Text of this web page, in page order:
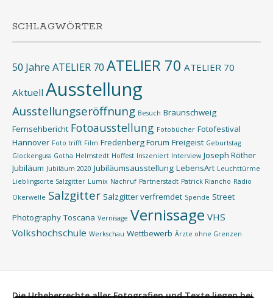
SCHLAGWÖRTER
50 Jahre ATELIER 70 ATELIER 70 ATELIER 70
Aktuell Ausstellung
Ausstellungseröffnung Besuch Braunschweig
Fernsehbericht Fotoausstellung Fotobücher Fotofestival
Hannover Foto trifft Film Fredenberg Forum Freigeist Geburtstag
Glockenguss Gotha Helmstedt Hoffest Inszeniert Interview Joseph Röther
Jubiläum Jubiläum 2020 Jubiläumsausstellung LebensArt Leuchttürme
Lieblingsorte Salzgitter Lumix Nachruf Partnerstadt Patrick Riancho Radio
Okerwelle Salzgitter Salzgitter verfremdet Spende Street
Photography Toscana Vernisage Vernissage VHS
Volkshochschule Werkschau Wettbewerb Ärzte ohne Grenzen
Die Urheberrechte aller Fotografien und Texte liegen bei